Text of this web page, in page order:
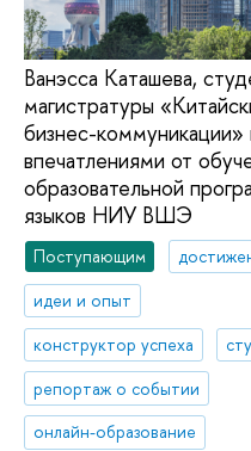
Ванэсса Каташева,
магистратуры
бизнес-
впечатлениями от
образовательной
языков НИУ ВШЭ
Поступающим
идеи и опыт
конструктор успеха
репортаж о событии
онлайн-образование